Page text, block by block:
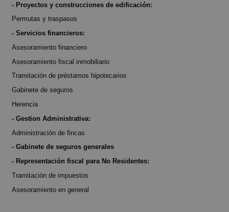
- Proyectos y construcciones de edificación:
Permutas y traspasos
- Servicios financieros:
Asesoramiento financiero
Asesoramiento fiscal inmobiliario
Tramitación de préstamos hipotecarios
Gabinete de seguros
Herencia
- Gestion Administrativa:
Administración de fincas
- Gabinete de seguros generales
- Representación fiscal para No Residentes:
Tramitación de impuestos
Asesoramiento en general